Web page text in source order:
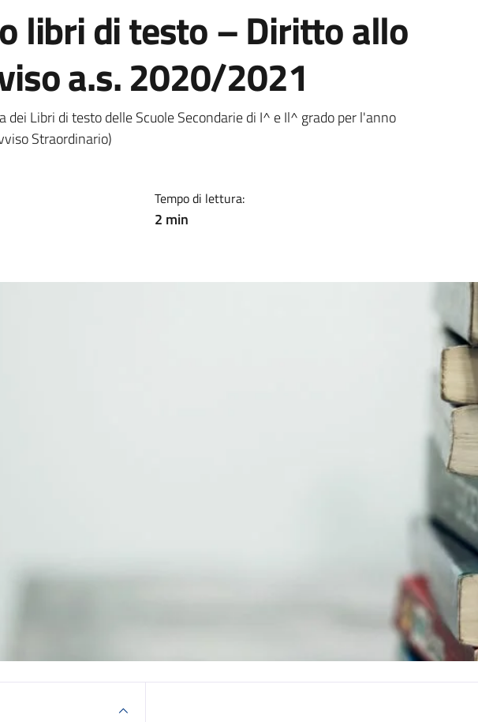
libri di testo – Diritto allo
a.s. 2020/2021
notizia
dei Libri di testo delle Scuole Secondarie di I^ e Il^ grado per l'anno
Straordinario)
Tempo di lettura:
2 min